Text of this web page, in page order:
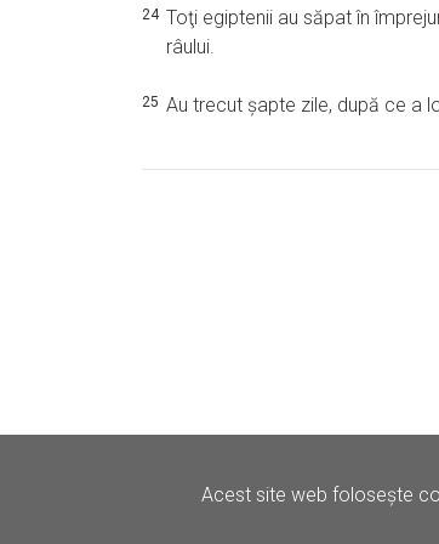
24 Toţi egiptenii au săpat în
râului.
25 Au trecut şapte zile, după ce a
Acest site web folosește